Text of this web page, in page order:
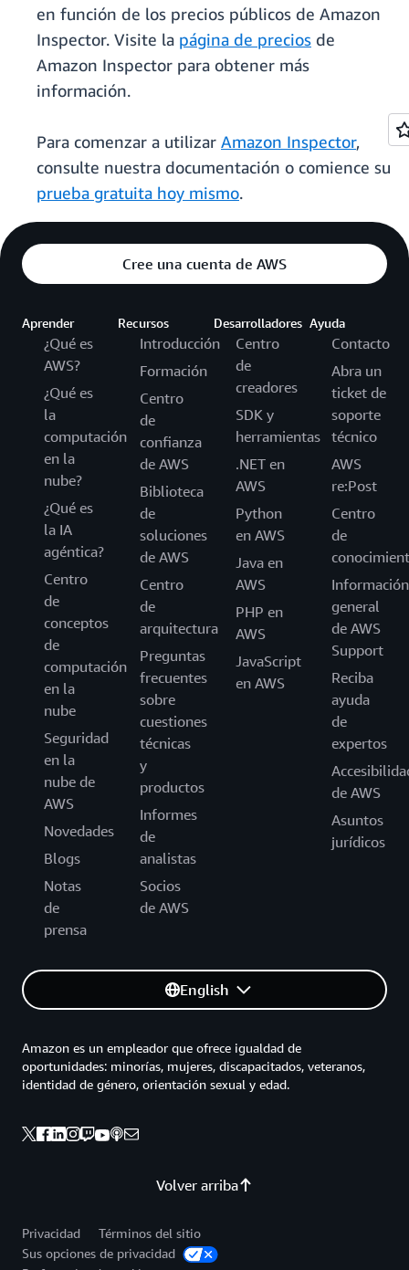
en función de los precios públicos de Amazon
Inspector. Visite la página de precios de
Amazon Inspector para obtener más
información.
Para comenzar a utilizar Amazon Inspector,
consulte nuestra documentación o comience su
prueba gratuita hoy mismo.
Cree una cuenta de AWS
Aprender
¿Qué es
AWS?
¿Qué es
la
computación
en la
nube?
¿Qué es
la IA
agéntica?
Centro
de
conceptos
de
computación
en la
nube
Seguridad
en la
nube de
AWS
Novedades
Blogs
Notas
de
prensa
Recursos
Introducción
Formación
Centro
de
confianza
de AWS
Biblioteca
de
soluciones
de AWS
Centro
de
arquitectura
Preguntas
frecuentes
sobre
cuestiones
técnicas
y
productos
Informes
de
analistas
Socios
de AWS
Desarrolladores
Centro
de
creadores
SDK y
herramientas
.NET en
AWS
Python
en AWS
Java en
AWS
PHP en
AWS
JavaScript
en AWS
Ayuda
Contacto
Abra un
ticket de
soporte
técnico
AWS
re:Post
Centro
de
Información
general
de AWS
Support
Reciba
ayuda
de
expertos
de AWS
Asuntos
jurídicos
English
Volver arriba
Amazon es un empleador que ofrece igualdad de
oportunidades: minorías, mujeres, discapacitados, veteranos,
identidad de género, orientación sexual y edad.
Privacidad
Términos del sitio
Sus opciones de privacidad